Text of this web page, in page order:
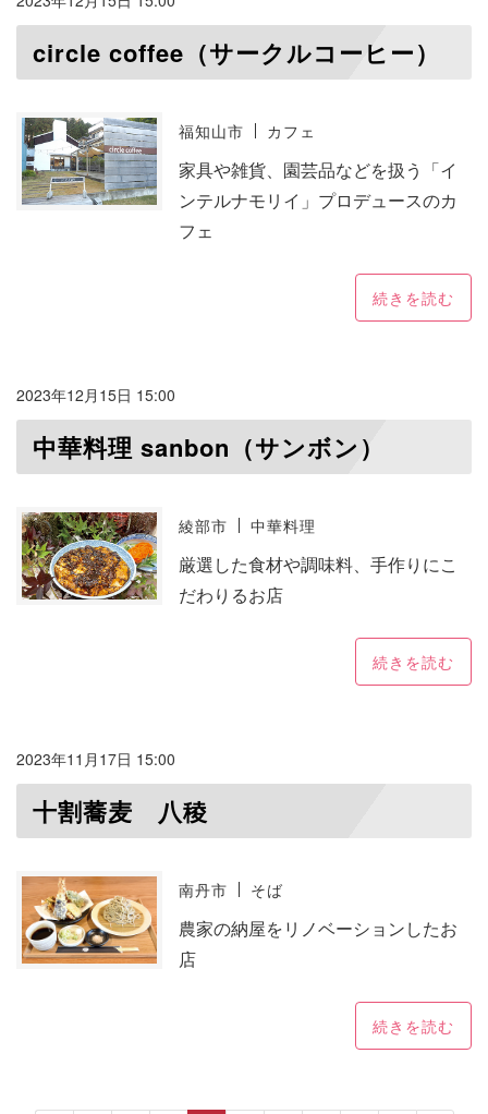
circle coffee（サークルコーヒー）
福知山市 カフェ
家具や雑貨、園芸品などを扱う「イ
ンテルナモリイ」プロデュースのカ
フェ
続きを読む
2023年12月15日 15:00
中華料理 sanbon（サンボン）
綾部市 中華料理
厳選した食材や調味料、手作りにこ
だわりるお店
続きを読む
2023年11月17日 15:00
十割蕎麦 八稜
南丹市 そば
農家の納屋をリノベーションしたお
店
続きを読む